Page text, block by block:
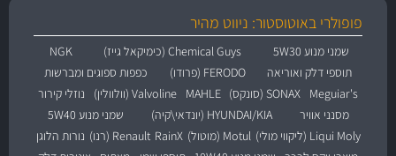
פופולרי באוטוסטור: ניווט מהיר
שמני מנוע 5W30 Chemical Guys (כימיקאל גייז)
NGK
תוספי דלק ואוריאה
FERODO (פרודו)
כפפות ספוגים ומברשות
Meguiar's
SONAX (סונקס) MAHLE Valvoline (וולוולין)
נוזלי קירור
מסנני אוויר
HYUNDAI/KIA (יונדאי\קיה)
שמני מנוע 5W40
Liqui Moly (ליקווי מולי)
Motul (מוטול) RainX Renault (רנו)
נורות הלוגן